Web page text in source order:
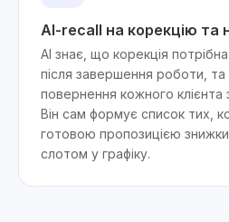
AI-recall на корекцію та
AI знає, що корекція
після завершення роботи, та
повернення кожного клієнта
Він сам формує список тих,
готовою пропозицією знижки
слотом у графіку.